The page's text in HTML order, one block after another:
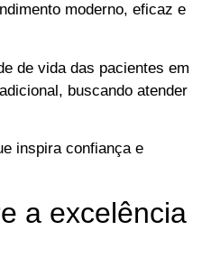
moderno, eficaz e
de vida das pacientes em
buscando atender
inspira confiança e
a excelência